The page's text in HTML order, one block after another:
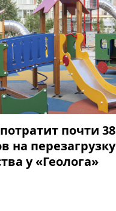
почти 38
на перезагрузку
у «Геолога»